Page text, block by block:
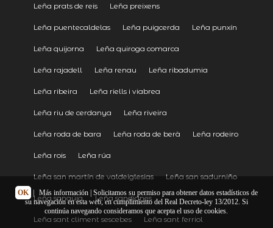
Leña prats de reis Leña preixens
Leña puentecaldelas Leña puigcerda Leña punxín
Leña quijorna Leña quiroga comarca
Leña rajadell Leña renau Leña ribadumia
Leña ribeira Leña riells i viabrea
Leña riu de cerdanya Leña riveira
Leña roda de bara Leña roda de berà Leña rodeiro
Leña rois Leña rúa
Leña san martín de valdeiglesias Leña san sadurniño
Leña sanaüja Leña sandianes
Leña sant climent sescebes Leña sant ferriol
OK Más información| Solicitamos su permiso para obtener datos estadísticos de
su navegación en esta web, en cumplimiento del Real Decreto-ley 13/2012. Si
continúa navegando consideramos que acepta el uso de cookies.